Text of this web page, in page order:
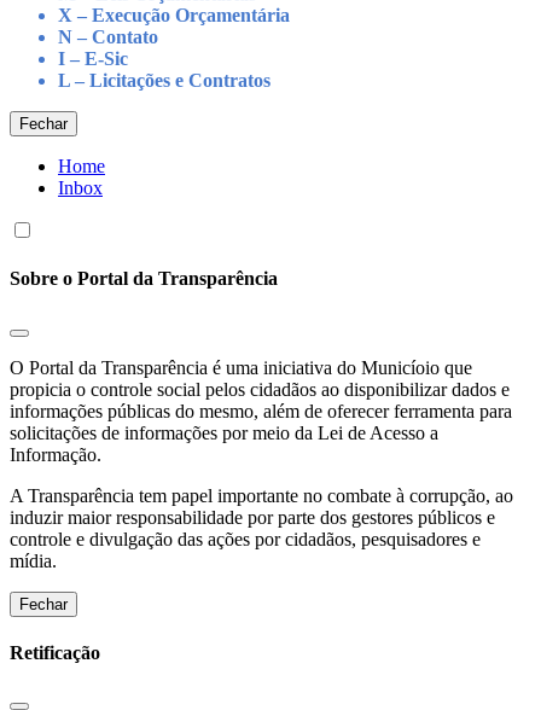
X – Execução Orçamentária
N – Contato
I – E-Sic
L – Licitações e Contratos
Fechar
Home
Inbox
Sobre o Portal da Transparência
O Portal da Transparência é uma iniciativa do Municíoio que
propicia o controle social pelos cidadãos ao disponibilizar dados e
informações públicas do mesmo, além de oferecer ferramenta para
solicitações de informações por meio da Lei de Acesso a
Informação.
A Transparência tem papel importante no combate à corrupção, ao
induzir maior responsabilidade por parte dos gestores públicos e
controle e divulgação das ações por cidadãos, pesquisadores e
mídia.
Fechar
Retificação